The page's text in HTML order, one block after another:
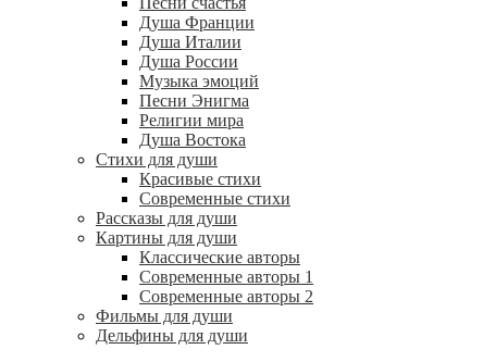
Душа Франции
Душа Италии
Душа России
Музыка эмоций
Песни Энигма
Религии мира
Душа Востока
Стихи для души
Красивые стихи
Современные стихи
Рассказы для души
Картины для души
Классические авторы
Современные авторы 1
Современные авторы 2
Фильмы для души
Дельфины для души